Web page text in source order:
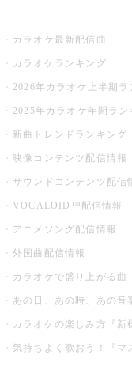
カラオケ最新配信曲
カラオケランキング
2026年カラオケ上半期ラ
2025年カラオケ年間ラン
新曲トレンドランキング
映像コンテンツ配信情報
サウンドコンテンツ配信
VOCALOID™配信情報
アニメソング配信情報
外国曲配信情報
カラオケで盛り上がる曲
あの日、あの時、あの音
カラオケの楽しみ方『新
気持ちよく歌おう！『マ